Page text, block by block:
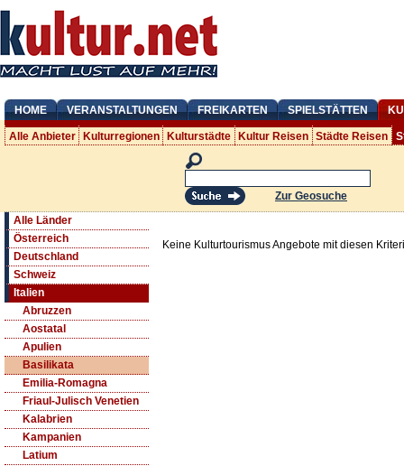
HOME VERANSTALTUNGEN FREIKARTEN SPIELSTÄTTEN
Alle Anbieter Kulturregionen Kulturstädte Kultur Reisen Städte Reisen
Zur Geosuche
Alle Länder
Österreich
Deutschland
Schweiz
Italien
Abruzzen
Aostatal
Apulien
Basilikata
Emilia-Romagna
Friaul-Julisch Venetien
Kalabrien
Kampanien
Latium
Keine Kulturtourismus Angebote mit diesen